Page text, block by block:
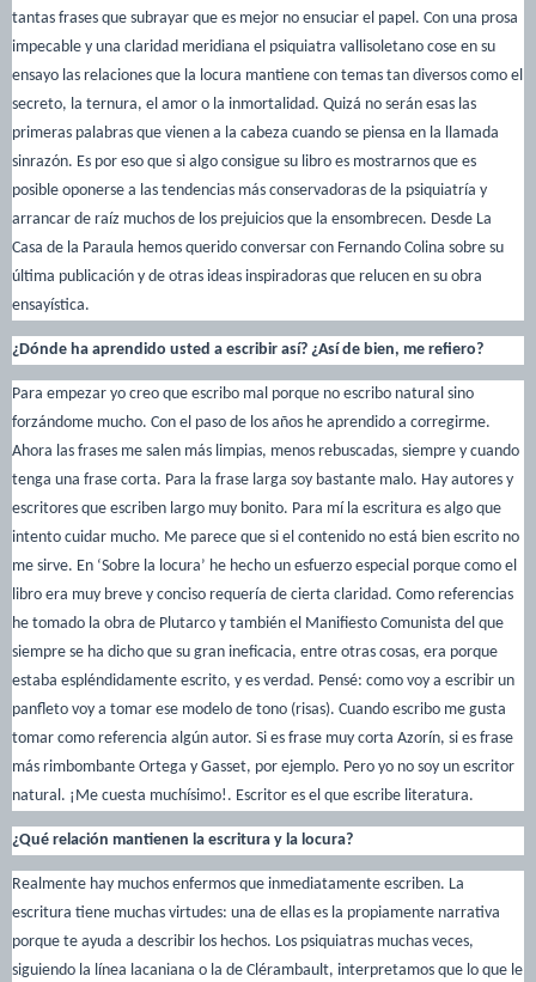
tantas frases que subrayar que es mejor no ensuciar el papel. Con una prosa
impecable y una claridad meridiana el psiquiatra vallisoletano cose en su
ensayo las relaciones que la locura mantiene con temas tan diversos como el
secreto, la ternura, el amor o la inmortalidad. Quizá no serán esas las
primeras palabras que vienen a la cabeza cuando se piensa en la llamada
sinrazón. Es por eso que si algo consigue su libro es mostrarnos que es
posible oponerse a las tendencias más conservadoras de la psiquiatría y
arrancar de raíz muchos de los prejuicios que la ensombrecen. Desde La
Casa de la Paraula hemos querido conversar con Fernando Colina sobre su
última publicación y de otras ideas inspiradoras que relucen en su obra
ensayística.
¿Dónde ha aprendido usted a escribir así? ¿Así de bien, me refiero?
Para empezar yo creo que escribo mal porque no escribo natural sino
forzándome mucho. Con el paso de los años he aprendido a corregirme.
Ahora las frases me salen más limpias, menos rebuscadas, siempre y cuando
tenga una frase corta. Para la frase larga soy bastante malo. Hay autores y
escritores que escriben largo muy bonito. Para mí la escritura es algo que
intento cuidar mucho. Me parece que si el contenido no está bien escrito no
me sirve. En ‘Sobre la locura’ he hecho un esfuerzo especial porque como el
libro era muy breve y conciso requería de cierta claridad. Como referencias
he tomado la obra de Plutarco y también el Manifiesto Comunista del que
siempre se ha dicho que su gran ineficacia, entre otras cosas, era porque
estaba espléndidamente escrito, y es verdad. Pensé: como voy a escribir un
panfleto voy a tomar ese modelo de tono (risas). Cuando escribo me gusta
tomar como referencia algún autor. Si es frase muy corta Azorín, si es frase
más rimbombante Ortega y Gasset, por ejemplo. Pero yo no soy un escritor
natural. ¡Me cuesta muchísimo!. Escritor es el que escribe literatura.
¿Qué relación mantienen la escritura y la locura?
Realmente hay muchos enfermos que inmediatamente escriben. La
escritura tiene muchas virtudes: una de ellas es la propiamente narrativa
porque te ayuda a describir los hechos. Los psiquiatras muchas veces,
siguiendo la línea lacaniana o la de Clérambault, interpretamos que lo que le